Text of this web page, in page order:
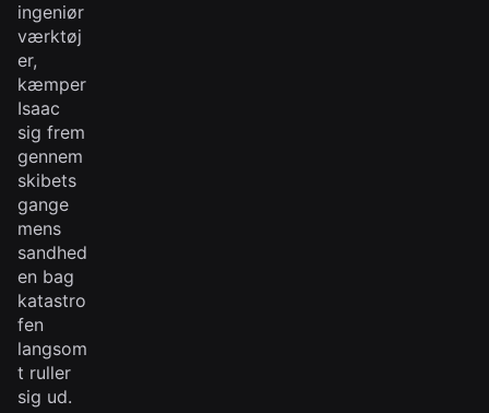
ingeniør
værktøj
er,
kæmper
Isaac
sig frem
gennem
skibets
gange
mens
sandhed
en bag
katastro
fen
langsom
t ruller
sig ud.